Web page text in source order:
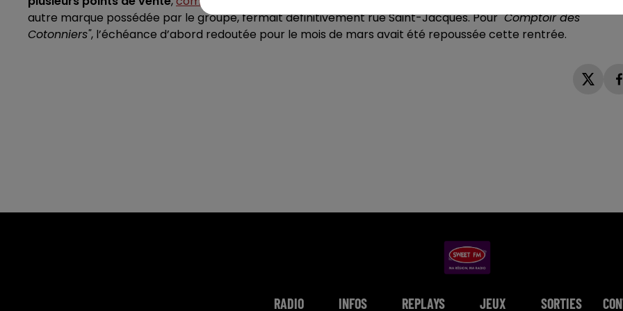
autre marque possédée par le groupe, fermait définitivement rue Saint-Jacques. Pour"Comptoir des
Cotonniers", l’échéance d’abord redoutée pour le mois de mars avait été repoussée cette rentrée.
RADIO INFOS REPLAYS JEUX SORTIES